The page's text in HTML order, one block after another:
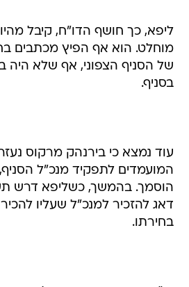
ליפא, כך חושף הדו"ח, קיבל
מוחלט. הוא אף הפיץ מכתבים
של הסניף הצפוני, אף שלא היה
בסניף.
עוד נמצא כי בירנהק מרקוס
המועמדים לתפקיד מנכ"ל
הוסמך. בהמשך, כשליפא דרש
דאג להזכיר למנכ"ל שעליו
בחירתו.